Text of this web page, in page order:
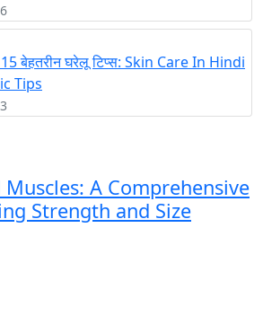
बेहतरीन घरेलू टिप्स: Skin Care In Hindi
Tips
A Comprehensive
Strength and Size